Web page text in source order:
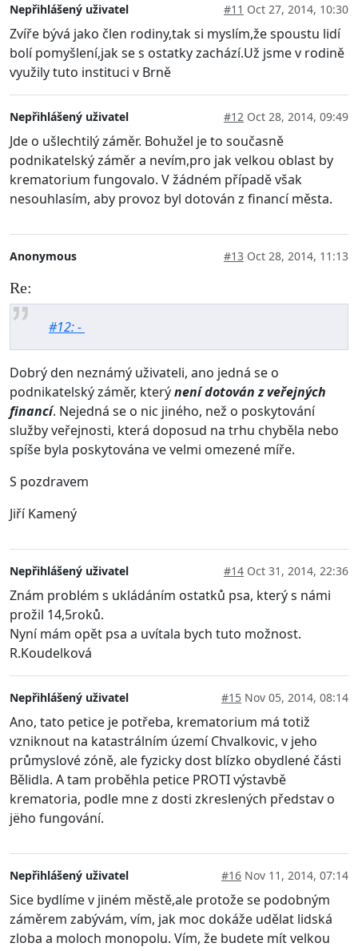
Nepřihlášený uživatel #11 Oct 27, 2014, 10:30
Zvíře bývá jako člen rodiny,tak si myslím,že spoustu lidí
bolí pomyšlení,jak se s ostatky zachází.Už jsme v rodině
využily tuto instituci v Brně
Nepřihlášený uživatel #12 Oct 28, 2014, 09:49
Jde o ušlechtilý záměr. Bohužel je to současně
podnikatelský záměr a nevím,pro jak velkou oblast by
krematorium fungovalo. V žádném případě však
nesouhlasím, aby provoz byl dotován z financí města.
Anonymous #13 Oct 28, 2014, 11:13
Re:
#12: -
Dobrý den neznámý uživateli, ano jedná se o
podnikatelský záměr, kterýnení dotován z veřejných
financí. Nejedná se o nic jiného, než o poskytování
služby veřejnosti, která doposud na trhu chyběla nebo
spíše byla poskytována ve velmi omezené míře.
S pozdravem
Jiří Kamený
Nepřihlášený uživatel #14 Oct 31, 2014, 22:36
Znám problém s ukládáním ostatků psa, který s námi
prožil 14,5roků.
Nyní mám opět psa a uvítala bych tuto možnost.
R.Koudelková
Nepřihlášený uživatel #15 Nov 05, 2014, 08:14
Ano, tato petice je potřeba, krematorium má totiž
vzniknout na katastrálním území Chvalkovic, v jeho
průmyslové zóně, ale fyzicky dost blízko obydlené části
Bělidla. A tam proběhla petice PROTI výstavbě
krematoria, podle mne z dosti zkreslených představ o
jëho fungování.
Nepřihlášený uživatel #16 Nov 11, 2014, 07:14
Sice bydlíme v jiném městě,ale protože se podobným
záměrem zabývám, vím, jak moc dokáže udělat lidská
zloba a moloch monopolu. Vím, že budete mít velkou